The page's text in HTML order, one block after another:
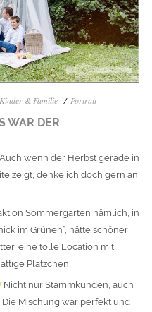
Kinder & Familie Portrait
WAR DER
wenn der Herbst gerade in
zeigt, denke ich doch gern an
Sommergarten nämlich, in
im Grünen”, hätte schöner
eine tolle Location mit
Plätzchen.
Nicht nur Stammkunden, auch
Mischung war perfekt und